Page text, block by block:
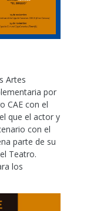
Artes
por
CAE con el
que el actor y
con el
parte de su
Teatro.
los